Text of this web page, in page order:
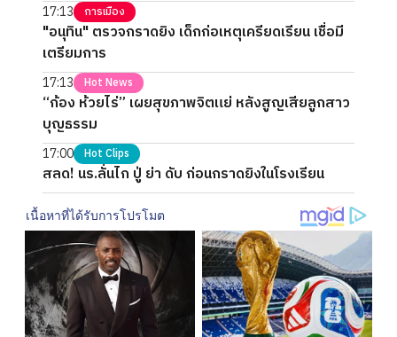
17:13 การเมือง
"อนุทิน" ตรวจกราดยิง เด็กก่อเหตุเครียดเรียน เชื่อมี
เตรียมการ
17:13 Hot News
“ก้อง ห้วยไร่” เผยสุขภาพจิตแย่ หลังสูญเสียลูกสาว
บุญธรรม
17:00 Hot Clips
สลด! นร.ลั่นไก ปู่ ย่า ดับ ก่อนกราดยิงในโรงเรียน